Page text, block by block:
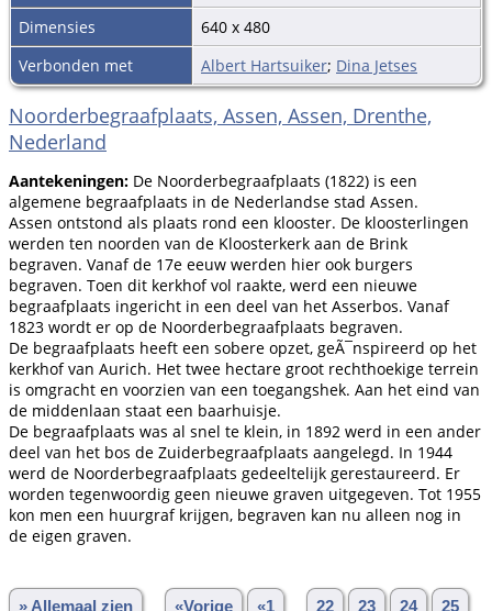
Dimensies
640 x 480
Verbonden met
Albert Hartsuiker; Dina Jetses
Noorderbegraafplaats, Assen, Assen, Drenthe,
Nederland
Aantekeningen: De Noorderbegraafplaats (1822) is een
algemene begraafplaats in de Nederlandse stad Assen.
Assen ontstond als plaats rond een klooster. De kloosterlingen
werden ten noorden van de Kloosterkerk aan de Brink
begraven. Vanaf de 17e eeuw werden hier ook burgers
begraven. Toen dit kerkhof vol raakte, werd een nieuwe
begraafplaats ingericht in een deel van het Asserbos. Vanaf
1823 wordt er op de Noorderbegraafplaats begraven.
De begraafplaats heeft een sobere opzet, geÃ¯nspireerd op het
kerkhof van Aurich. Het twee hectare groot rechthoekige terrein
is omgracht en voorzien van een toegangshek. Aan het eind van
de middenlaan staat een baarhuisje.
De begraafplaats was al snel te klein, in 1892 werd in een ander
deel van het bos de Zuiderbegraafplaats aangelegd. In 1944
werd de Noorderbegraafplaats gedeeltelijk gerestaureerd. Er
worden tegenwoordig geen nieuwe graven uitgegeven. Tot 1955
kon men een huurgraf krijgen, begraven kan nu alleen nog in
de eigen graven.
» Allemaal zien «Vorige «1 22 23 24 25